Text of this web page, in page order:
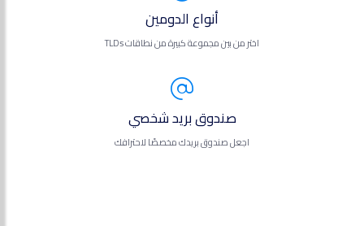
أنواع الدومين
اختر من بين مجموعة كبيرة من نطاقات TLDs
صندوق بريد شخصي
اجعل صندوق بريدك مخصصًا لاحترافك